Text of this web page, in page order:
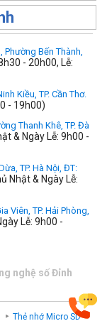
Phường Bến Thành,
- 20h00, Lễ:
Kiều, TP. Cần Thơ.
- 19h00)
Thanh Khê, TP. Đà
& Ngày Lễ: 9h00 -
TP. Hà Nội, ĐT:
Nhật & Ngày Lễ:
Viên, TP. Hải Phòng,
Lễ: 9h00 -
nghệ số Đỉnh
Thẻ nhớ Micro SD